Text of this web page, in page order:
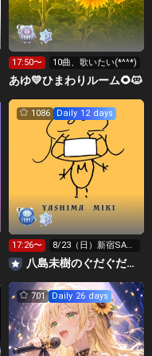
17:50〜 10曲、歌いたい(*^^*)
あゆ💛ひまわりルーム🌻🐱
1086 Daily 12 days
17:26〜
8/23（日）新宿SAC
T!来てください！ 八島未樹のぐだぐだ弾き語り
701 Daily 26 days